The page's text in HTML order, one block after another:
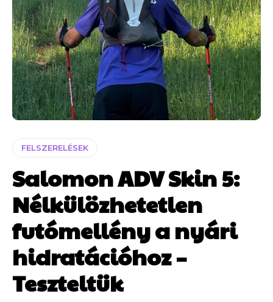
FELSZERELÉSEK
Salomon ADV Skin 5:
Nélkülözhetetlen
futómellény a nyári
hidratációhoz –
Teszteltük